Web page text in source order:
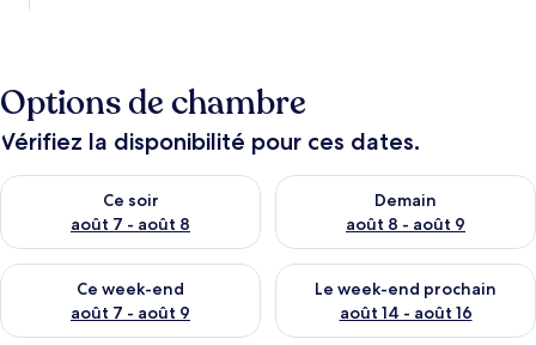
Options de chambre
Vérifiez la disponibilité pour ces dates.
Ce soir
août 7 - août 8
Vérifier la disponibilité pour ce soir août 7 - août 8
Demain
août 8 - août 9
Vérifier la disponibilité pour
Ce week-end
août 7 - août 9
Vérifier la disponibilité pour ce week-end août 7 - août 9
Le week-end prochain
août 14 - août 16
Vérifier la disponibilité pour